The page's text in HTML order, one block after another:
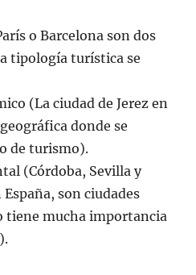
o Barcelona son dos
tipología turística se
(La ciudad de Jerez en
donde se
de turismo).
(Córdoba, Sevilla y
son ciudades
tiene mucha importancia